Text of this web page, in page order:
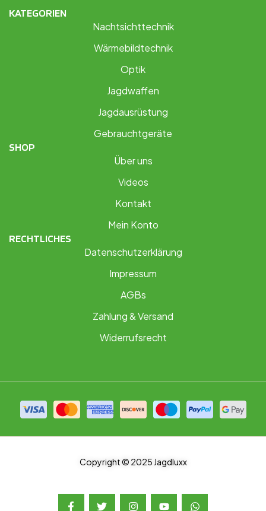
KATEGORIEN
Nachtsichttechnik
Wärmebildtechnik
Optik
Jagdwaffen
Jagdausrüstung
Gebrauchtgeräte
SHOP
Über uns
Videos
Kontakt
Mein Konto
RECHTLICHES
Datenschutzerklärung
Impressum
AGBs
Zahlung & Versand
Widerrufsrecht
Copyright © 2025 Jagdluxx